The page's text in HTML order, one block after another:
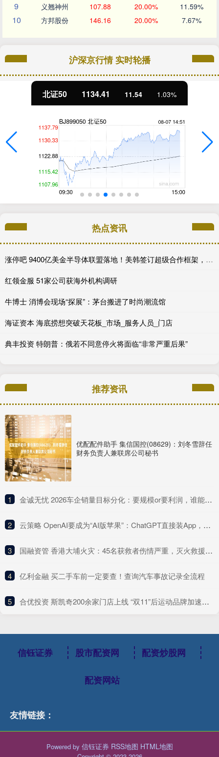
9 义翘神州 107.88 20.00% 11.59%
10 方邦股份 146.16 20.00% 7.67%
沪深京行情 实时轮播
北证50 1134.41 11.54 1.03%
热点资讯
涨停吧 9400亿美金半导体联盟落地！美韩签订超级合作框架，全球AI产业链迎来格局重写
红领金服 51家公司获海外机构调研
牛博士 消博会现场“探展”：茅台搬进了时尚潮流馆
海证资本 海底捞想突破天花板_市场_服务人员_门店
典丰投资 特朗普：俄若不同意停火将面临“非常严重后果”
推荐资讯
优配配件助手 集信国控(08629)：刘冬雪辞任
财务负责人兼联席公司秘书
1 ​金诚无忧 2026车企销量目标分化：要规模or要利润，谁能跑赢淘汰赛？
2 ​云策略 OpenAI要成为“AI版苹果”：ChatGPT直接装App，变身“操作系统”，Agent Kit几分钟开发复杂应用，多款AI硬件正在研发
3 ​国融资管 香港大埔火灾：45名获救者伤情严重，灭火救援行动预计持续至27日黄昏
4 ​亿利金融 买二手车前一定要查！查询汽车事故记录全流程
5 ​合优投资 斯凯奇200余家门店上线 “双11”后运动品牌加速入驻美团闪购
信钰证券 股市配资网 配资炒股网
配资网站
友情链接：
Powered by 信钰证券 RSS地图 HTML地图